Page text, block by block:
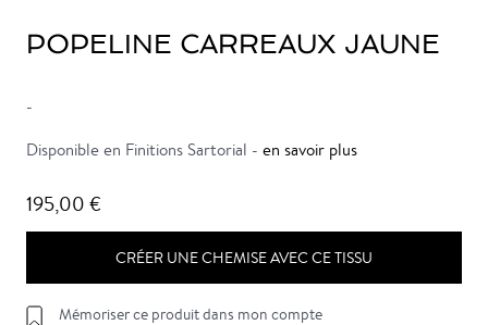
POPELINE CARREAUX JAUNE
-
Disponible en Finitions Sartorial - en savoir plus
195,00 €
CRÉER UNE CHEMISE AVEC CE TISSU
Mémoriser ce produit dans mon compte